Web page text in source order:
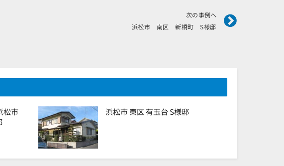
次の事例へ
浜松市 南区 新橋町 S様邸
Next
市
浜松市 東区 有玉台 S様邸